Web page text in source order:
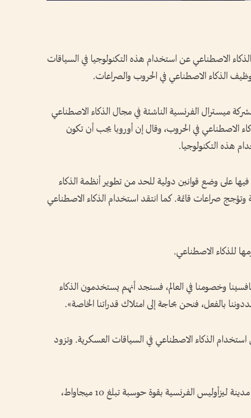
الاصطناعي عن استخدام هذه التكنولوجيا في السياقات
الذكاء الاصطناعي في الحروب والصراعات.
ميسترال الفرنسية الناشئة في مجال الذكاء الاصطناعي
الاصطناعي في الحروب، وقال إن أوروبا يجب أن تكون
هذه التكنولوجيا.
فيها على وضع ⁠قوانين دولية للحد من تطوير أنظمة الذكاء
صراعات قائمة. كما انتقد استخدام الذكاء الاصطناعي
للذكاء الاصطناعي.
وخصومنا في العالم، فسنجد أنهم ‌يستخدمون الذكاء
بالفعل، فنحن بحاجة إلى امتلاك قدراتنا الخاصة».
الذكاء الاصطناعي في السياقات العسكرية. وتزود
كما أعلنت الشركة ‌عن تأسيس مركز ​بيانات جديد في مدينة ليزأوليس الفرنسية ⁠بقوة حوسبة تبلغ 10 ميجاواط،